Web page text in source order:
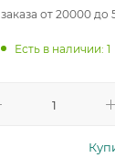
заказа от 20000 до
Есть в наличии: 1